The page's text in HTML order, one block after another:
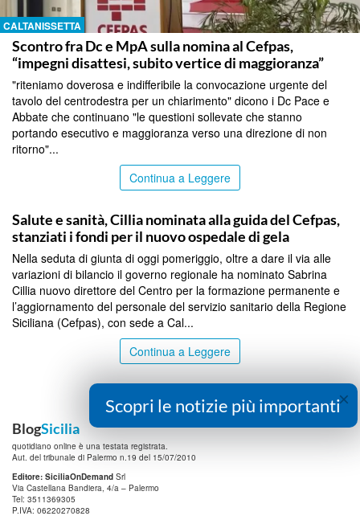
CALTANISSETTA
Scontro fra Dc e MpA sulla nomina al Cefpas,
“impegni disattesi, subito vertice di maggioranza”
"riteniamo doverosa e indifferibile la convocazione urgente del
tavolo del centrodestra per un chiarimento" dicono i Dc Pace e
Abbate che continuano "le questioni sollevate che stanno
portando esecutivo e maggioranza verso una direzione di non
ritorno"...
Continua a Leggere
Salute e sanità, Cillia nominata alla guida del Cefpas,
stanziati i fondi per il nuovo ospedale di gela
Nella seduta di giunta di oggi pomeriggio, oltre a dare il via alle
variazioni di bilancio il governo regionale ha nominato Sabrina
Cillia nuovo direttore del Centro per la formazione permanente e
l’aggiornamento del personale del servizio sanitario della Regione
Siciliana (Cefpas), con sede a Cal...
Continua a Leggere
BlogSicilia
quotidiano online è una testata registrata.
Aut. del tribunale di Palermo n.19 del 15/07/2010
Editore: SiciliaOnDemand Srl
Via Castellana Bandiera, 4/a – Palermo
Tel: 3511369305
P.IVA: 06220270828
×
Scopri le notizie più importanti